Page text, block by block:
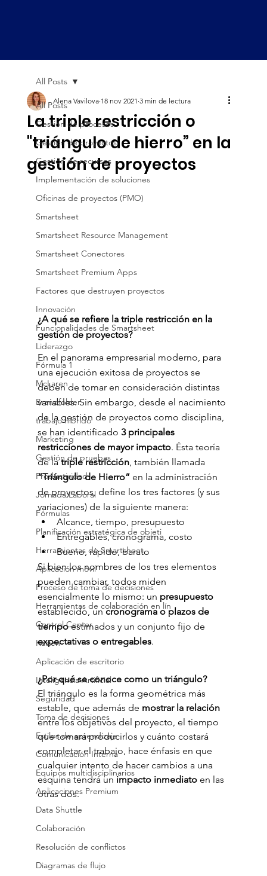
All Posts
Gestión de procesos
Gestión de proyectos
Gestión de recursos
Implementación de soluciones
Oficinas de proyectos (PMO)
Smartsheet
Smartsheet Resource Management
Smartsheet Conectores
Smartsheet Premium Apps
Factores que destruyen proyectos
Innovación
Funcionalidades de Smartsheet
Liderazgo
Fórmula 1
McLaren
Brandfolder
trabajo híbrido
Marketing
Gestión de pruebas
Productividad
Jornada Laboral
Fórmulas
Planificación estratégica de objeti
Herramientas de Smartsheet
Aplicación móvil
Proceso de toma de decisiones
Herramientas de colaboración en lín
Control Center
Kaizen
Aplicación de escritorio
Inteligencia Artificial
Seguridad
Toma de decisiones
Estilos de aprendizaje
Comunicación Interna
Equipos multidisciplinarios
Aplicaciones Premium
Data Shuttle
Colaboración
Resolución de conflictos
Diagramas de flujo
All Posts
La triple restricción o
"triángulo de hierro” en la
gestión de proyectos
Alena Vavilova 18 nov 2021 3 min de lectura
¿A qué se refiere la triple restricción en la
gestión de proyectos?
En el panorama empresarial moderno, para
una ejecución exitosa de proyectos se
deben de tomar en consideración distintas
variables. Sin embargo, desde el nacimiento
de la gestión de proyectos como disciplina,
se han identificado 3 principales
restricciones de mayor impacto. Ésta teoría
de la triple restricción, también llamada
“Triángulo de Hierro” en la administración
de proyectos, define los tres factores (y sus
variaciones) de la siguiente manera:
Alcance, tiempo, presupuesto
Entregables, cronograma, costo
Bueno, rápido, barato
Si bien los nombres de los tres elementos
pueden cambiar, todos miden
esencialmente lo mismo: un presupuesto
establecido, un cronograma o plazos de
tiempo estimados y un conjunto fijo de
expectativas o entregables.
¿Por qué se conoce como un triángulo?
El triángulo es la forma geométrica más
estable, que además de mostrar la relación
entre los objetivos del proyecto, el tiempo
que tomará producirlos y cuánto costará
completar el trabajo, hace énfasis en que
cualquier intento de hacer cambios a una
esquina tendrá un impacto inmediato en las
otras dos.